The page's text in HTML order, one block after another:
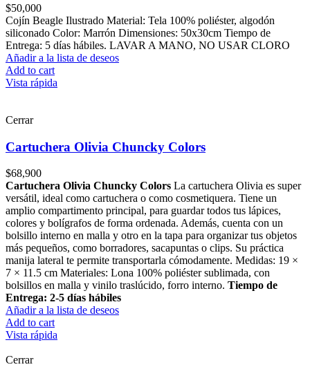
$50,000
Cojín Beagle Ilustrado Material: Tela 100% poliéster, algodón
siliconado Color: Marrón Dimensiones: 50x30cm Tiempo de
Entrega: 5 días hábiles. LAVAR A MANO, NO USAR CLORO
Añadir a la lista de deseos
Add to cart
Vista rápida
Cerrar
Cartuchera Olivia Chuncky Colors
$68,900
Cartuchera Olivia Chuncky Colors La cartuchera Olivia es super
versátil, ideal como cartuchera o como cosmetiquera. Tiene un
amplio compartimento principal, para guardar todos tus lápices,
colores y bolígrafos de forma ordenada. Además, cuenta con un
bolsillo interno en malla y otro en la tapa para organizar tus objetos
más pequeños, como borradores, sacapuntas o clips. Su práctica
manija lateral te permite transportarla cómodamente. Medidas: 19 ×
7 × 11.5 cm Materiales: Lona 100% poliéster sublimada, con
bolsillos en malla y vinilo traslúcido, forro interno. Tiempo de
Entrega: 2-5 días hábiles
Añadir a la lista de deseos
Add to cart
Vista rápida
Cerrar